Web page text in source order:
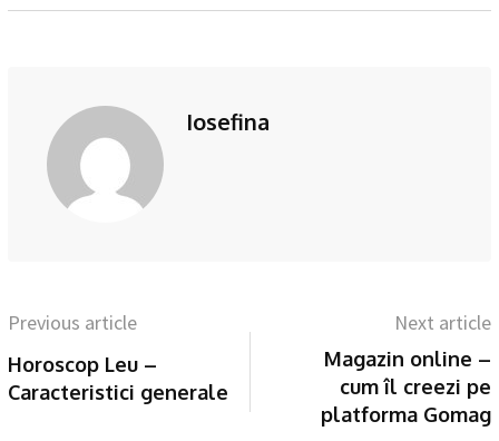
Iosefina
Previous article
Horoscop Leu –
Caracteristici generale
Next article
Magazin online –
cum îl creezi pe
platforma Gomag